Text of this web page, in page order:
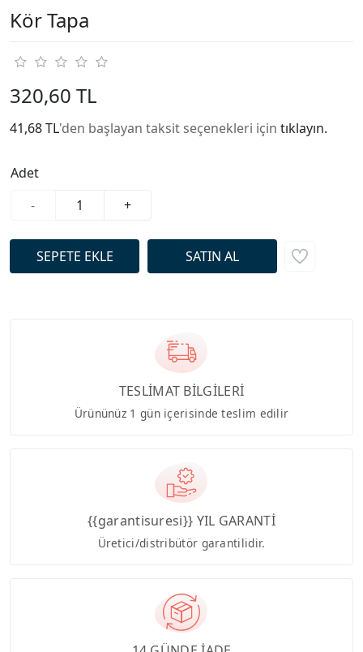
Kör Tapa
320,60 TL
41,68 TL'den başlayan taksit seçenekleri için tıklayın.
Adet
-
+
TESLİMAT BİLGİLERİ
Ürününüz 1 gün içerisinde teslim edilir
{{garantisuresi}} YIL GARANTİ
Üretici/distribütör garantilidir.